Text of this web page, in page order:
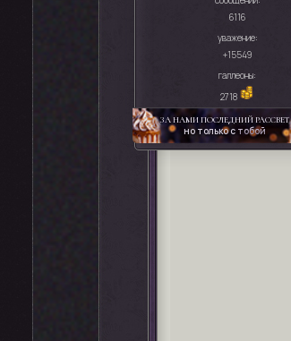
6116
уважение:
+15549
галлеоны:
2718
ЗА НАМИ ПОСЛЕДНИЙ РАССВЕТ
но только с тобой